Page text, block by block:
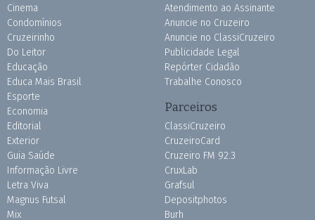
Cinema
Condomínios
Cruzeirinho
Do Leitor
Educação
Educa Mais Brasil
Esporte
Economia
Editorial
Exterior
Guia Saúde
Informação Livre
Letra Viva
Magnus Futsal
Mix
Atendimento ao Assinante
Anuncie no Cruzeiro
Anuncie no ClassiCruzeiro
Publicidade Legal
Repórter Cidadão
Trabalhe Conosco
Parceiros
ClassiCruzeiro
CruzeiroCard
Cruzeiro FM 92.3
CruxLab
Grafsul
Depositphotos
Burh